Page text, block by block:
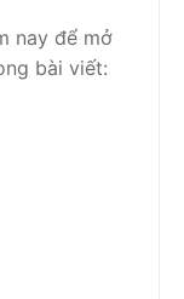
nay để mở
bài viết: